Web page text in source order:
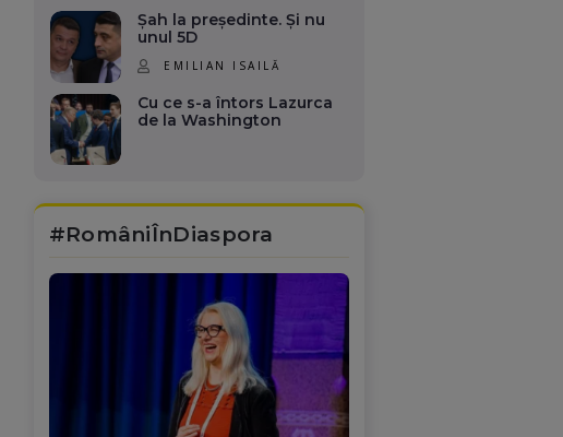
Șah la președinte. Și nu
unul 5D
EMILIAN ISAILĂ
Cu ce s-a întors Lazurca
de la Washington
#RomâniÎnDiaspora